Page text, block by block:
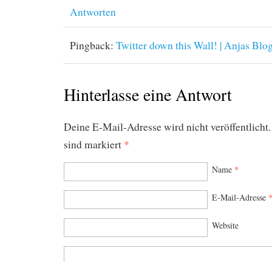
Antworten
Pingback: Twitter down this Wall! | Anjas
Hinterlasse eine Antwort
Deine E-Mail-Adresse wird nicht
sind markiert *
Name *
E-Mail-Adresse *
Website